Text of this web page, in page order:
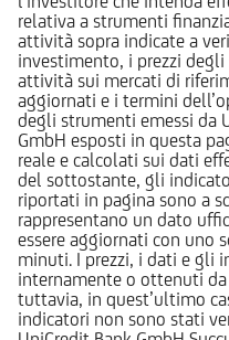
relativa a strumenti
attività sopra indicate a
investimento, i prezzi
attività sui mercati di
aggiornati e i termini
degli strumenti emessi da
GmbH esposti in questa
reale e calcolati sui dati
del sottostante, gli
riportati in pagina sono a
rappresentano un dato
essere aggiornati con uno
minuti. I prezzi, i dati e gli
internamente o ottenuti
tuttavia, in quest’ultimo
indicatori non sono stati